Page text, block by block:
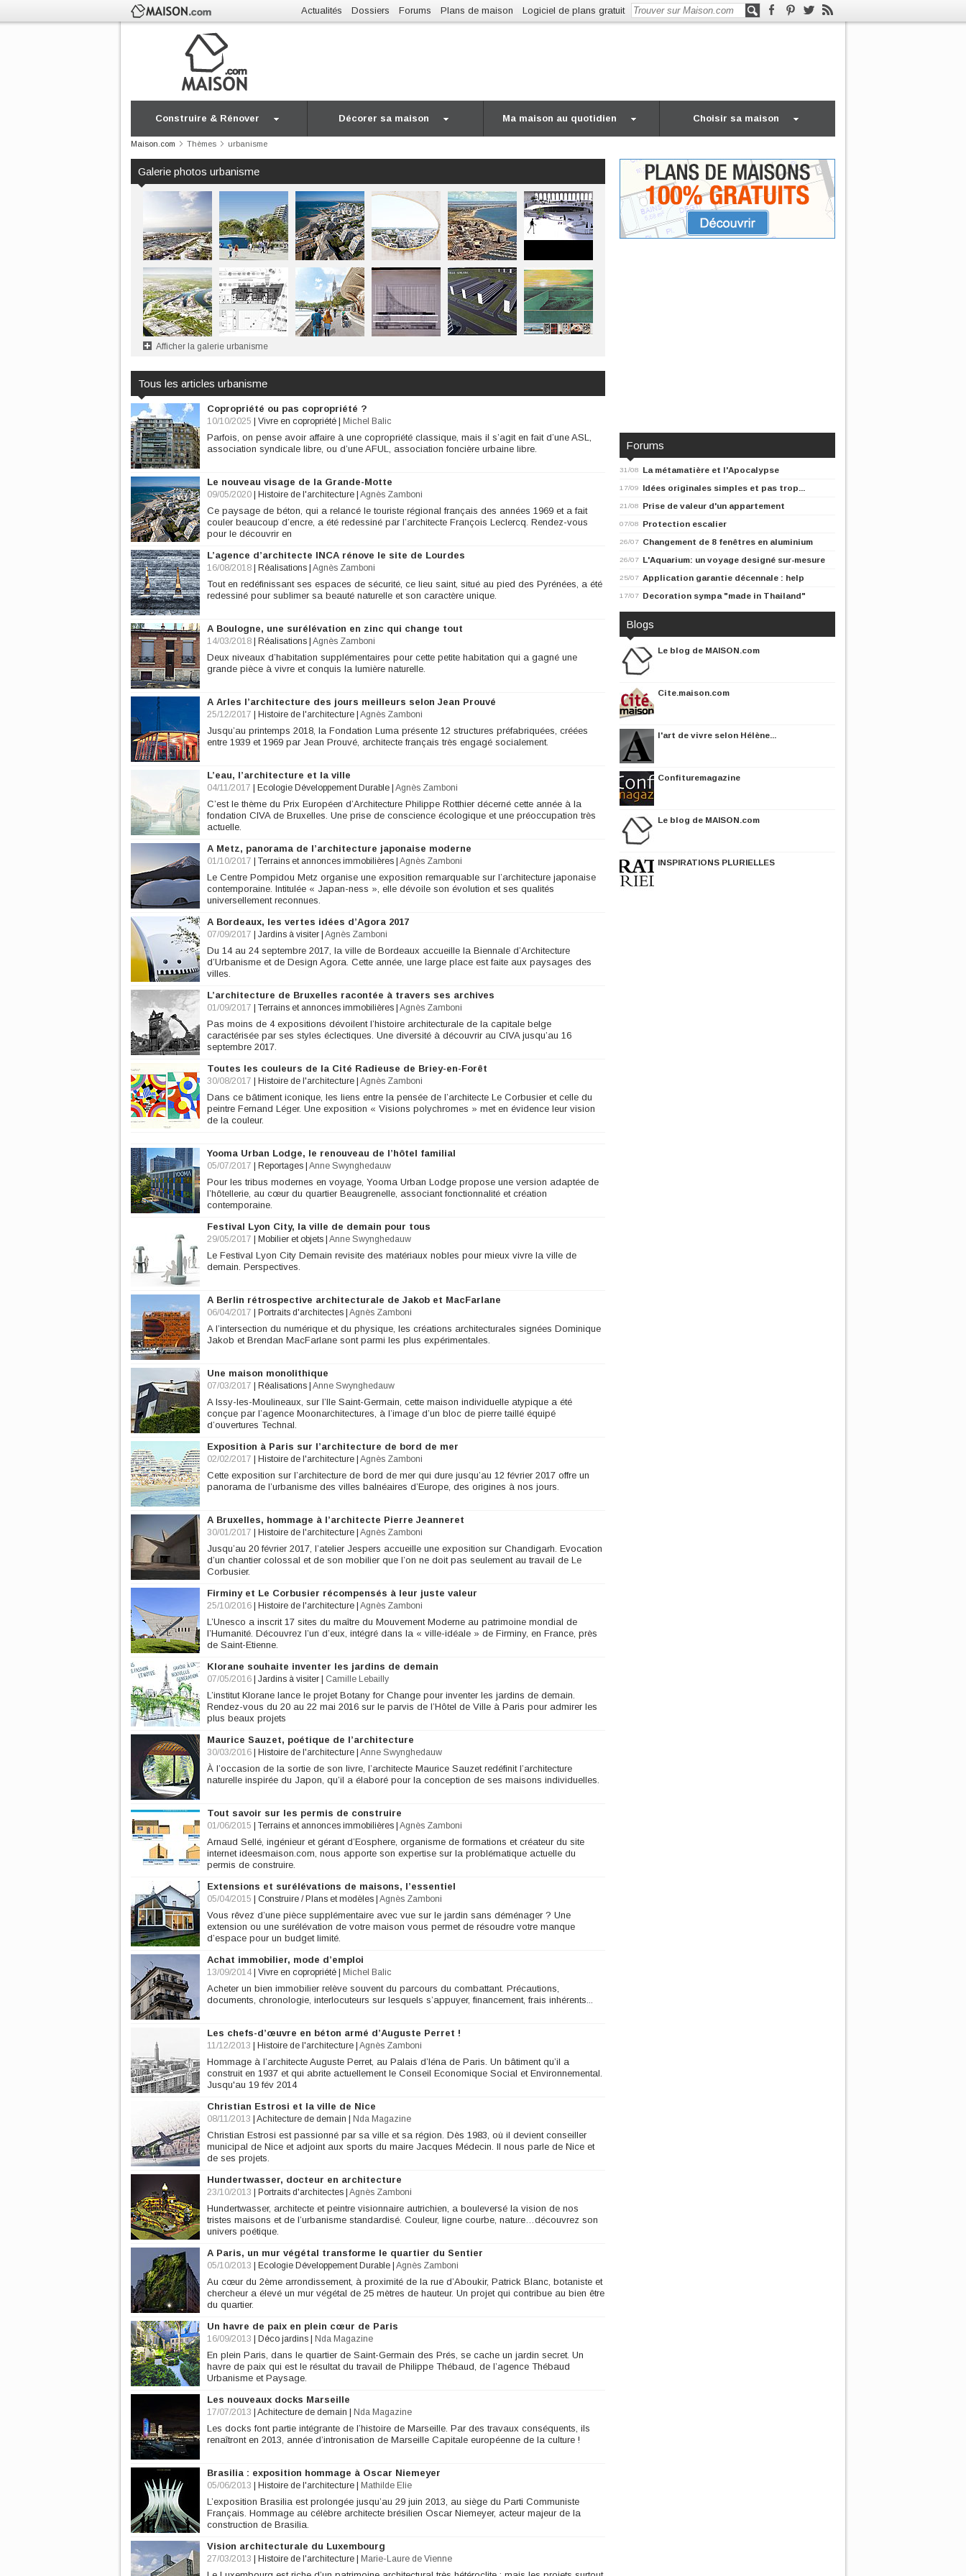
Actualités Dossiers Forums Plans de maison Logiciel de plans gratuit
Construire & Rénover Décorer sa maison Ma maison au quotidien Choisir sa maison
Maison.com Thèmes urbanisme
Galerie photos urbanisme
Afficher la galerie urbanisme
Tous les articles urbanisme
Copropriété ou pas copropriété ?
10/10/2025 Vivre en copropriété Michel Balic
Parfois, on pense avoir affaire à une copropriété classique, mais il s’agit en fait d’une ASL,
association syndicale libre, ou d’une AFUL, association foncière urbaine libre.
Le nouveau visage de la Grande-Motte
09/05/2020 Histoire de l'architecture Agnès Zamboni
Ce paysage de béton, qui a relancé le touriste régional français des années 1969 et a fait
couler beaucoup d’encre, a été redessiné par l’architecte François Leclercq. Rendez-vous
pour le découvrir en
L’agence d’architecte INCA rénove le site de Lourdes
16/08/2018 Réalisations Agnès Zamboni
Tout en redéfinissant ses espaces de sécurité, ce lieu saint, situé au pied des Pyrénées, a été
redessiné pour sublimer sa beauté naturelle et son caractère unique.
A Boulogne, une surélévation en zinc qui change tout
14/03/2018 Réalisations Agnès Zamboni
Deux niveaux d’habitation supplémentaires pour cette petite habitation qui a gagné une
grande pièce à vivre et conquis la lumière naturelle.
A Arles l’architecture des jours meilleurs selon Jean Prouvé
25/12/2017 Histoire de l'architecture Agnès Zamboni
Jusqu’au printemps 2018, la Fondation Luma présente 12 structures préfabriquées, créées
entre 1939 et 1969 par Jean Prouvé, architecte français très engagé socialement.
L’eau, l’architecture et la ville
04/11/2017 Ecologie Développement Durable Agnès Zamboni
C’est le thème du Prix Européen d’Architecture Philippe Rotthier décerné cette année à la
fondation CIVA de Bruxelles. Une prise de conscience écologique et une préoccupation très
actuelle.
A Metz, panorama de l’architecture japonaise moderne
01/10/2017 Terrains et annonces immobilières Agnès Zamboni
Le Centre Pompidou Metz organise une exposition remarquable sur l’architecture japonaise
contemporaine. Intitulée « Japan-ness », elle dévoile son évolution et ses qualités
universellement reconnues.
A Bordeaux, les vertes idées d’Agora 2017
07/09/2017 Jardins à visiter Agnès Zamboni
Du 14 au 24 septembre 2017, la ville de Bordeaux accueille la Biennale d’Architecture
d’Urbanisme et de Design Agora. Cette année, une large place est faite aux paysages des
villes.
L’architecture de Bruxelles racontée à travers ses archives
01/09/2017 Terrains et annonces immobilières Agnès Zamboni
Pas moins de 4 expositions dévoilent l’histoire architecturale de la capitale belge
caractérisée par ses styles éclectiques. Une diversité à découvrir au CIVA jusqu’au 16
septembre 2017.
Toutes les couleurs de la Cité Radieuse de Briey-en-Forêt
30/08/2017 Histoire de l'architecture Agnès Zamboni
Dans ce bâtiment iconique, les liens entre la pensée de l’architecte Le Corbusier et celle du
peintre Fernand Léger. Une exposition « Visions polychromes » met en évidence leur vision
de la couleur.
Yooma Urban Lodge, le renouveau de l’hôtel familial
05/07/2017 Reportages Anne Swynghedauw
Pour les tribus modernes en voyage, Yooma Urban Lodge propose une version adaptée de
l’hôtellerie, au cœur du quartier Beaugrenelle, associant fonctionnalité et création
contemporaine.
Festival Lyon City, la ville de demain pour tous
29/05/2017 Mobilier et objets Anne Swynghedauw
Le Festival Lyon City Demain revisite des matériaux nobles pour mieux vivre la ville de
demain. Perspectives.
A Berlin rétrospective architecturale de Jakob et MacFarlane
06/04/2017 Portraits d'architectes Agnès Zamboni
A l’intersection du numérique et du physique, les créations architecturales signées Dominique
Jakob et Brendan MacFarlane sont parmi les plus expérimentales.
Une maison monolithique
07/03/2017 Réalisations Anne Swynghedauw
A Issy-les-Moulineaux, sur l’Ile Saint-Germain, cette maison individuelle atypique a été
conçue par l’agence Moonarchitectures, à l’image d’un bloc de pierre taillé équipé
d’ouvertures Technal.
Exposition à Paris sur l’architecture de bord de mer
02/02/2017 Histoire de l'architecture Agnès Zamboni
Cette exposition sur l’architecture de bord de mer qui dure jusqu’au 12 février 2017 offre un
panorama de l’urbanisme des villes balnéaires d’Europe, des origines à nos jours.
A Bruxelles, hommage à l’architecte Pierre Jeanneret
30/01/2017 Histoire de l'architecture Agnès Zamboni
Jusqu’au 20 février 2017, l’atelier Jespers accueille une exposition sur Chandigarh. Evocation
d’un chantier colossal et de son mobilier que l’on ne doit pas seulement au travail de Le
Corbusier.
Firminy et Le Corbusier récompensés à leur juste valeur
25/10/2016 Histoire de l'architecture Agnès Zamboni
L’Unesco a inscrit 17 sites du maître du Mouvement Moderne au patrimoine mondial de
l’Humanité. Découvrez l’un d’eux, intégré dans la « ville-idéale » de Firminy, en France, près
de Saint-Etienne.
Klorane souhaite inventer les jardins de demain
07/05/2016 Jardins à visiter Camille Lebailly
L’institut Klorane lance le projet Botany for Change pour inventer les jardins de demain.
Rendez-vous du 20 au 22 mai 2016 sur le parvis de l’Hôtel de Ville à Paris pour admirer les
plus beaux projets
Maurice Sauzet, poétique de l’architecture
30/03/2016 Histoire de l'architecture Anne Swynghedauw
À l’occasion de la sortie de son livre, l’architecte Maurice Sauzet redéfinit l’architecture
naturelle inspirée du Japon, qu’il a élaboré pour la conception de ses maisons individuelles.
Tout savoir sur les permis de construire
01/06/2015 Terrains et annonces immobilières Agnès Zamboni
Arnaud Sellé, ingénieur et gérant d’Eosphere, organisme de formations et créateur du site
internet ideesmaison.com, nous apporte son expertise sur la problématique actuelle du
permis de construire.
Extensions et surélévations de maisons, l’essentiel
05/04/2015 Construire / Plans et modèles Agnès Zamboni
Vous rêvez d’une pièce supplémentaire avec vue sur le jardin sans déménager ? Une
extension ou une surélévation de votre maison vous permet de résoudre votre manque
d’espace pour un budget limité.
Achat immobilier, mode d’emploi
13/09/2014 Vivre en copropriété Michel Balic
Acheter un bien immobilier relève souvent du parcours du combattant. Précautions,
documents, chronologie, interlocuteurs sur lesquels s’appuyer, financement, frais inhérents...
Les chefs-d’œuvre en béton armé d’Auguste Perret !
11/12/2013 Histoire de l'architecture Agnès Zamboni
Hommage à l’architecte Auguste Perret, au Palais d’Iéna de Paris. Un bâtiment qu’il a
construit en 1937 et qui abrite actuellement le Conseil Economique Social et Environnemental.
Jusqu'au 19 fév 2014
Christian Estrosi et la ville de Nice
08/11/2013 Achitecture de demain Nda Magazine
Christian Estrosi est passionné par sa ville et sa région. Dès 1983, où il devient conseiller
municipal de Nice et adjoint aux sports du maire Jacques Médecin. Il nous parle de Nice et
de ses projets.
Hundertwasser, docteur en architecture
23/10/2013 Portraits d'architectes Agnès Zamboni
Hundertwasser, architecte et peintre visionnaire autrichien, a bouleversé la vision de nos
tristes maisons et de l’urbanisme standardisé. Couleur, ligne courbe, nature…découvrez son
univers poétique.
A Paris, un mur végétal transforme le quartier du Sentier
05/10/2013 Ecologie Développement Durable Agnès Zamboni
Au cœur du 2ème arrondissement, à proximité de la rue d’Aboukir, Patrick Blanc, botaniste et
chercheur a élevé un mur végétal de 25 mètres de hauteur. Un projet qui contribue au bien être
du quartier.
Un havre de paix en plein cœur de Paris
16/09/2013 Déco jardins Nda Magazine
En plein Paris, dans le quartier de Saint-Germain des Prés, se cache un jardin secret. Un
havre de paix qui est le résultat du travail de Philippe Thébaud, de l’agence Thébaud
Urbanisme et Paysage.
Les nouveaux docks Marseille
17/07/2013 Achitecture de demain Nda Magazine
Les docks font partie intégrante de l’histoire de Marseille. Par des travaux conséquents, ils
renaîtront en 2013, année d’intronisation de Marseille Capitale européenne de la culture !
Brasilia : exposition hommage à Oscar Niemeyer
05/06/2013 Histoire de l'architecture Mathilde Elie
L’exposition Brasilia est prolongée jusqu’au 29 juin 2013, au siège du Parti Communiste
Français. Hommage au célèbre architecte brésilien Oscar Niemeyer, acteur majeur de la
construction de Brasilia.
Vision architecturale du Luxembourg
27/03/2013 Histoire de l'architecture Marie-Laure de Vienne
Forums
31/08 La métamatière et l'Apocalypse
17/09 Idées originales simples et pas trop...
21/08 Prise de valeur d'un appartement
07/08 Protection escalier
26/07 Changement de 8 fenêtres en aluminium
26/07 L'Aquarium: un voyage designé sur-mesure
25/07 Application garantie décennale : help
17/07 Decoration sympa "made in Thailand"
Blogs
Le blog de MAISON.com
Cite.maison.com
l'art de vivre selon Hélène...
Confituremagazine
Le blog de MAISON.com
INSPIRATIONS PLURIELLES